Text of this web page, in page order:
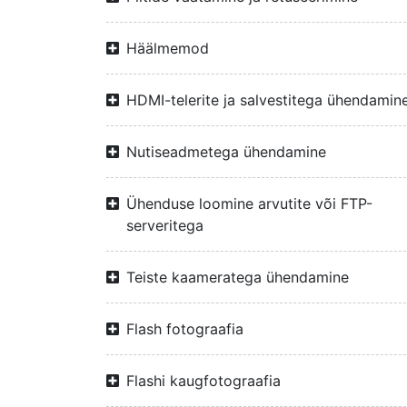
Häälmemod
HDMI-telerite ja salvestitega
Nutiseadmetega ühendamine
Ühenduse loomine arvutite või FTP-
serveritega
Teiste kaameratega ühendamine
Flash fotograafia
Flashi kaugfotograafia